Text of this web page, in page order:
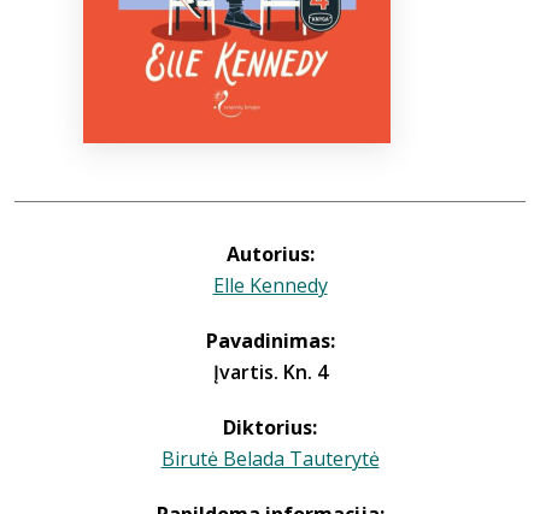
Autorius:
Elle Kennedy
Pavadinimas:
Įvartis. Kn. 4
Diktorius:
Birutė Belada Tauterytė